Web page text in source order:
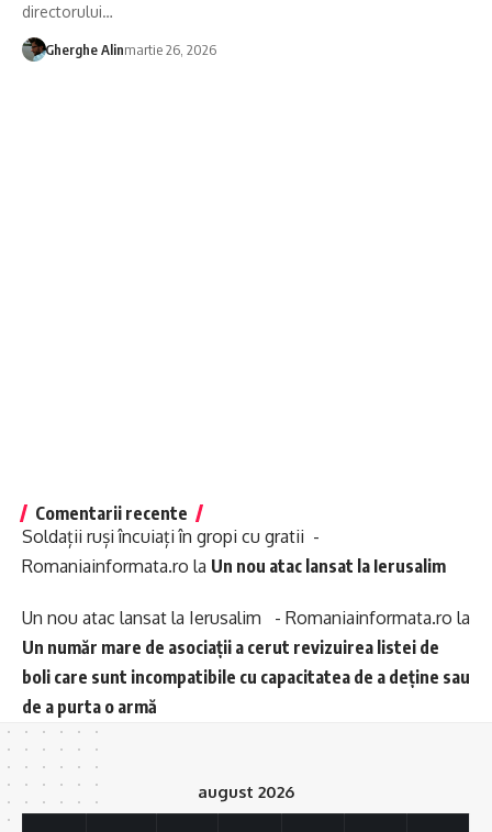
directorului…
Gherghe Alinmartie 26, 2026
Comentarii recente
Soldații ruși încuiați în gropi cu gratii -
Romaniainformata.ro la Un nou atac lansat la Ierusalim
Un nou atac lansat la Ierusalim - Romaniainformata.ro la
Un număr mare de asociații a cerut revizuirea listei de
boli care sunt incompatibile cu capacitatea de a deține sau
de a purta o armă
august 2026